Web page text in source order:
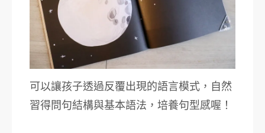
可以讓孩子透過反覆出現的語言模式，自然
習得問句結構與基本語法，培養句型感喔！